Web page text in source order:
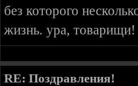
без которого
жизнь. ура, товарищи!
RE: Поздравления!